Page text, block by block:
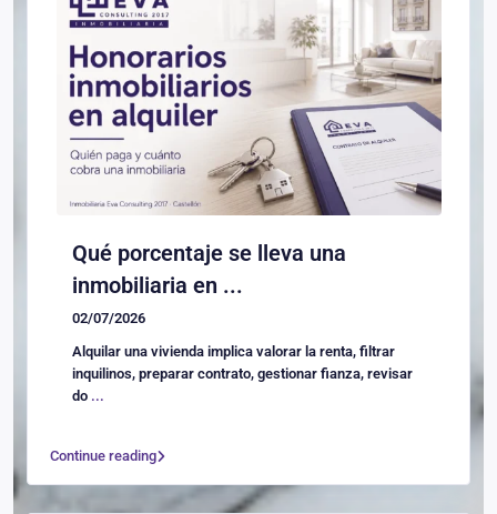
Qué porcentaje se lleva una
inmobiliaria en ...
02/07/2026
Alquilar una vivienda implica valorar la renta, filtrar
inquilinos, preparar contrato, gestionar fianza, revisar
do ...
Continue reading